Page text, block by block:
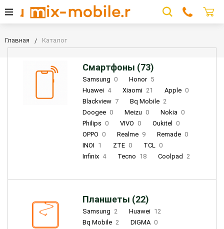
Главная Каталог
Смартфоны (73)
Samsung 0 Honor 5
Huawei 4 Xiaomi 21 Apple 0
Blackview 7 Bq Mobile 2
Doogee 0 Meizu 0 Nokia 0
Philips 0 VIVO 0 Oukitel
0
OPPO 0 Realme 9 Remade 0
INOI 1 ZTE 0 TCL 0
Infinix 4 Tecno 18 Coolpad 2
Планшеты (22)
Samsung 2 Huawei 12
Bq Mobile 2 DIGMA 0